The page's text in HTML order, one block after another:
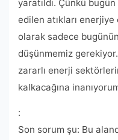
yaratıldı. Çünkü
edilen atıkları
olarak sadece
düşünmemiz
zararlı enerji
kalkacağına
:
Son sorum şu: Bu